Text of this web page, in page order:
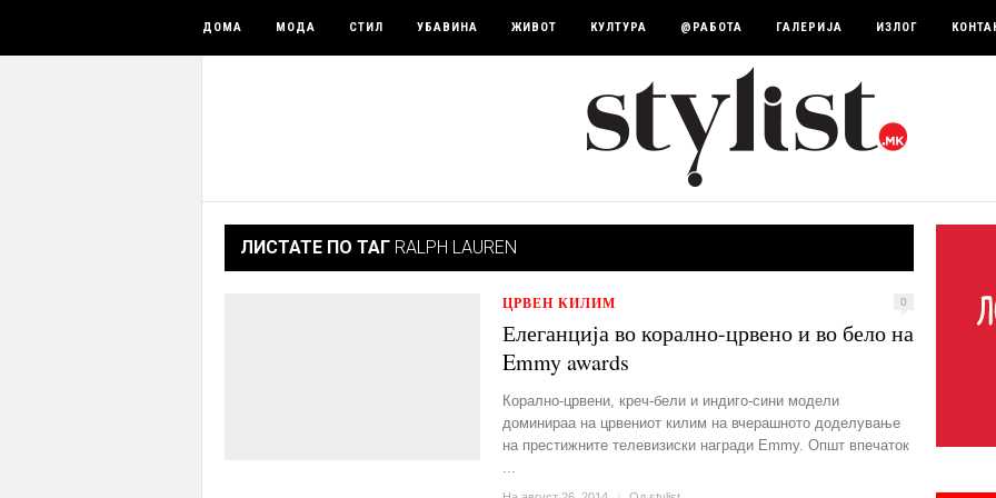
ДОМА МОДА СТИЛ УБАВИНА ЖИВОТ КУЛТУРА @РАБОТА ГАЛЕРИЈА ИЗЛОГ
ЛИСТАТЕ ПО ТАГ RALPH LAUREN
ЦРВЕН КИЛИМ 0
Елеганција во корално-црвено и во бело на
Emmy awards
Корално-црвени, креч-бели и индиго-сини модели
доминираа на црвениот килим на вчерашното доделување
на престижните телевизиски награди Emmy. Општ впечаток
...